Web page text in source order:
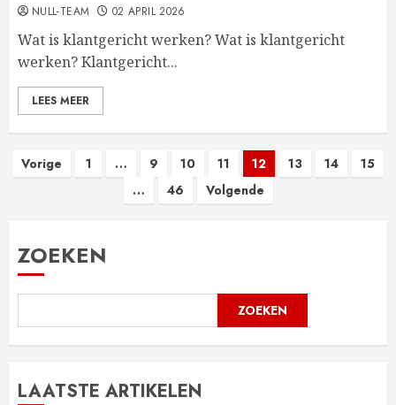
NULL-TEAM 02 APRIL 2026
Wat is klantgericht werken? Wat is klantgericht
werken? Klantgericht...
LEES MEER
Berichten
paginering
Vorige 1 … 9 10 11 12 13 14
15
…
46 Volgende
ZOEKEN
ZOEKEN
LAATSTE ARTIKELEN